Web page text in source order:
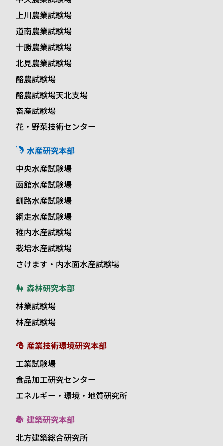
上川農業試験場
道南農業試験場
十勝農業試験場
北見農業試験場
酪農試験場
酪農試験場天北支場
畜産試験場
花・野菜技術センター
水産研究本部
中央水産試験場
函館水産試験場
釧路水産試験場
網走水産試験場
稚内水産試験場
栽培水産試験場
さけます・内水面水産試験場
森林研究本部
林業試験場
林産試験場
産業技術環境研究本部
工業試験場
食品加工研究センター
エネルギー・環境・地質研究所
建築研究本部
北方建築総合研究所